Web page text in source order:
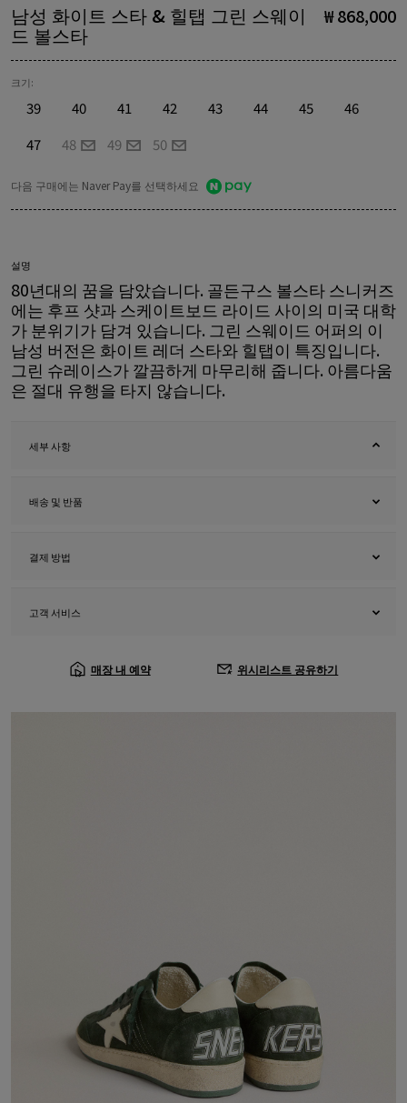
남성 화이트 스타 & 힐탭 그린 스웨이
드 볼스타
₩ 868,000
크기:
39 40 41 42 43 44 45
46
47
48 49 50
다음 구매에는 Naver Pay를 선택하세요
설명
80년대의 꿈을 담았습니다. 골든구스 볼스타 스니커즈
에는 후프 샷과 스케이트보드 라이드 사이의 미국 대학
가 분위기가 담겨 있습니다. 그린 스웨이드 어퍼의 이
남성 버전은 화이트 레더 스타와 힐탭이 특징입니다.
그린 슈레이스가 깔끔하게 마무리해 줍니다. 아름다움
은 절대 유행을 타지 않습니다.
세부 사항
배송 및 반품
결제 방법
고객 서비스
매장 내 예약 위시리스트 공유하기